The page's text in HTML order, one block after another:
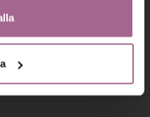
oss
investeringar